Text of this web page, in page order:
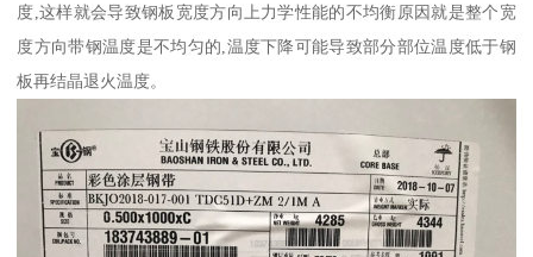
度,这样就会导致钢板宽度方向上力学性能的不均衡原因就是整个宽
度方向带钢温度是不均匀的,温度下降可能导致部分部位温度低于钢
板再结晶退火温度。